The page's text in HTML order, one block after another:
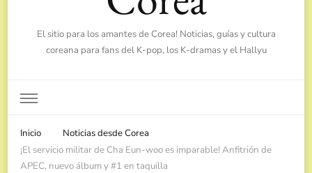
El sitio para los amantes de Corea! Noticias, guías y cultura
coreana para fans del K-pop, los K-dramas y el Hallyu
Inicio
Noticias desde Corea
¡El servicio militar de Cha Eun-woo es imparable! Anfitrión de
APEC, nuevo álbum y #1 en taquilla